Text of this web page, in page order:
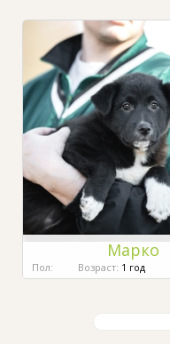
Марко
Пол: Возраст: 1 год